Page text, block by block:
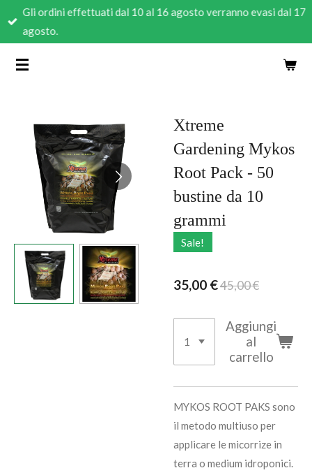
Vai
principale
Gli ordini effettuati dal 10 al 16 agosto verranno evasi dal 17
agosto.
Xtreme
Gardening Mykos
Root Pack - 50
bustine da 10
grammi
Sale!
35,00 €45,00 €
Aggiungi
al
carrello
MYKOS ROOT PAKS sono
il metodo multiuso per
applicare le micorrize in
terra o medium idroponici.